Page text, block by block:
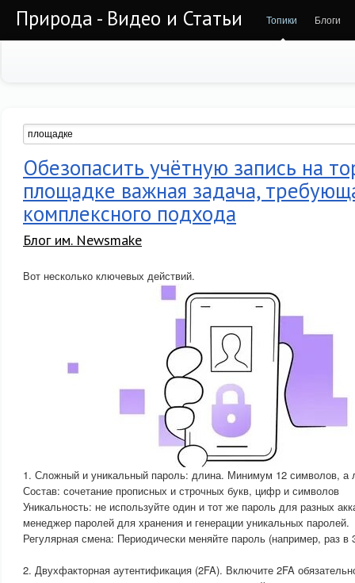
Природа - Видео и Статьи Топики Блоги
Обезопасить учётную запись на
площадке важная задача,
комплексного подхода
Блог им. Newsmake
Вот несколько ключевых действий.
1. Сложный и уникальный пароль: длина. Минимум 12 символов, а
Состав: сочетание прописных и строчных букв, цифр и символов
Уникальность: не используйте один и тот же пароль для разных
менеджер паролей для хранения и генерации уникальных паролей.
Регулярная смена: Периодически меняйте пароль (например, раз в
2. Двухфакторная аутентификация (2FA). Включите 2FA